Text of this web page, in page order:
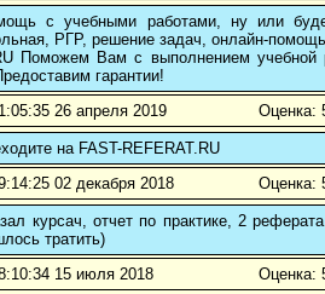
с учебными работами, ну или
РГР, решение задач, онлайн-
Поможем Вам с выполнением учебной
гарантии!
26 апреля 2019 Оценка:
на FAST-REFERAT.RU
02 декабря 2018 Оценка:
курсач, отчет по практике, 2
тратить)
15 июля 2018 Оценка: